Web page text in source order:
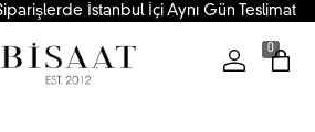
İstanbul İçi Aynı Gün Teslimat
0